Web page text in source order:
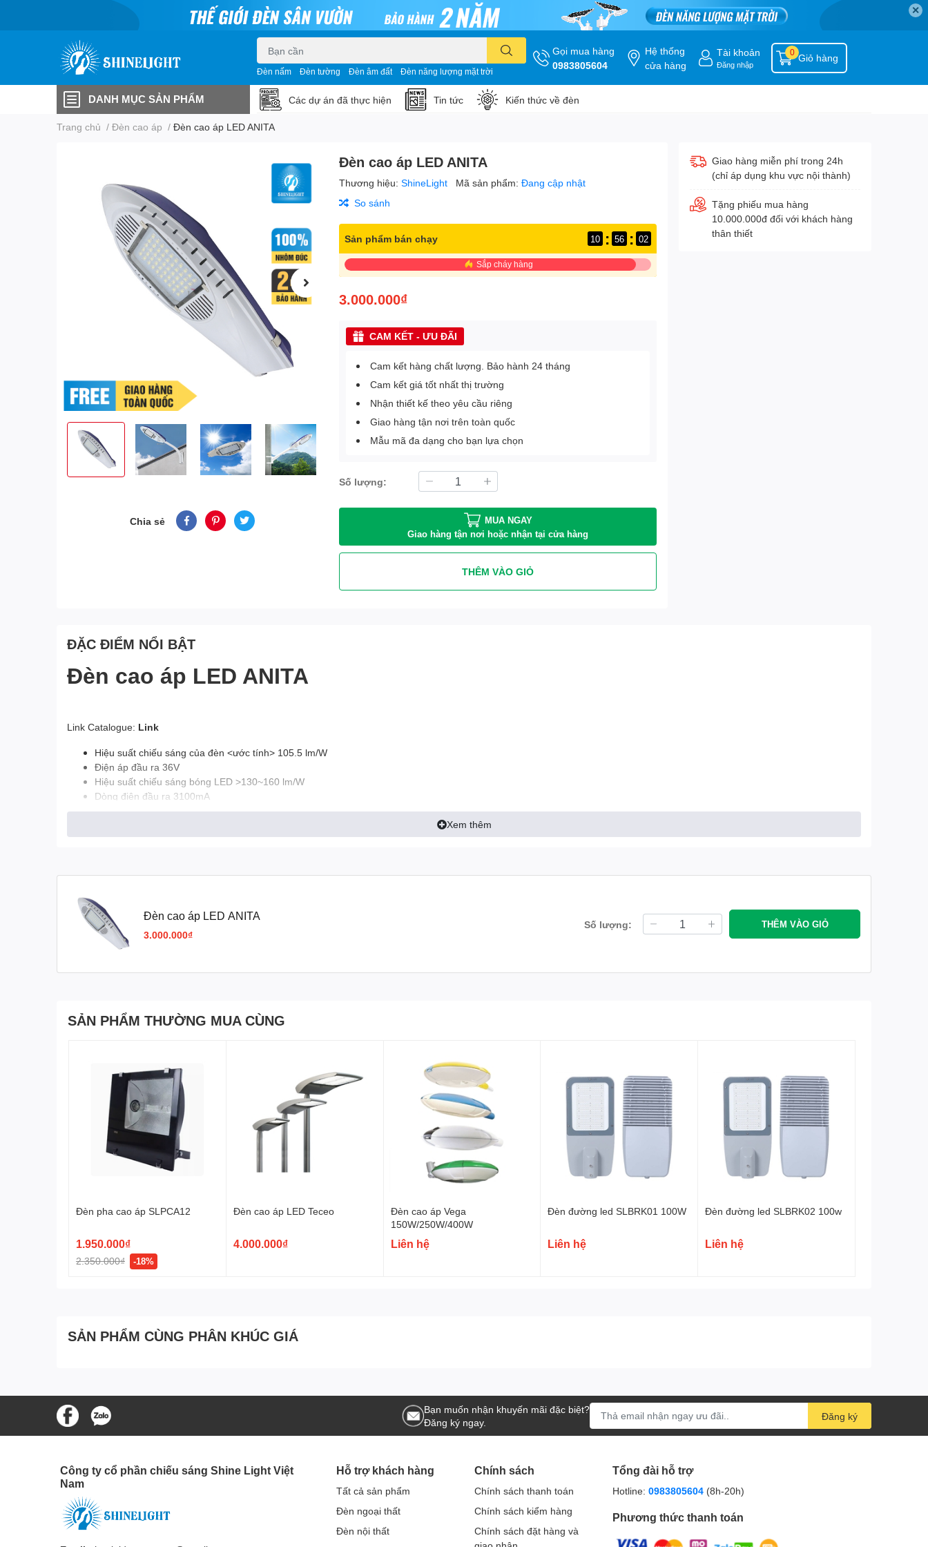
✕
Đèn nấm Đèn tường Đèn âm đất Đèn năng lượng mặt trời
Gọi mua hàng
0983805604
Hệ thống
cửa hàng
Tài khoản
Đăng nhập
Giỏ hàng
0
DANH MỤC SẢN PHẨM Các dự án đã thực hiện Tin tức Kiến thức về đèn
Trang chủ / Đèn cao áp / Đèn cao áp LED ANITA
Chia sẻ
Đèn cao áp LED ANITA
Thương hiệu:ShineLight Mã sản phẩm:Đang cập nhật
So sánh
Sản phẩm bán chạy 10 : 56 : 01
Sắp cháy hàng
3.000.000₫
CAM KẾT - ƯU ĐÃI
Cam kết hàng chất lượng. Bảo hành 24 tháng
Cam kết giá tốt nhất thị trường
Nhận thiết kế theo yêu cầu riêng
Giao hàng tận nơi trên toàn quốc
Mẫu mã đa dạng cho bạn lựa chọn
Số lượng:
MUA NGAY
Giao hàng tận nơi hoặc nhận tại cửa hàng
THÊM VÀO GIỎ
Giao hàng miễn phí trong 24h
(chỉ áp dụng khu vực nội thành)
Tặng phiếu mua hàng
10.000.000đ đối với khách hàng
thân thiết
ĐẶC ĐIỂM NỔI BẬT
Đèn cao áp LED ANITA
Link Catalogue: Link
Hiệu suất chiếu sáng của đèn <ước tính> 105.5 lm/W
Điện áp đầu ra 36V
Hiệu suất chiếu sáng bóng LED >130~160 lm/W
Dòng điện đầu ra 3100mA
Quang thông ((Tj=60℃,Ta=25℃)) 12702 lm
Hiệu suất đèn >90%
Góc chiếu 140°*80°/ 120°,90°,60°
Cấp bảo vệ IP67
Tuổi thọ >50 000 giờ
Xem thêm
Đèn cao áp LED ANITA
3.000.000₫
Số lượng: THÊM VÀO GIỎ
SẢN PHẨM THƯỜNG MUA CÙNG
Đèn pha cao áp SLPCA12
1.950.000₫
2.350.000₫ -18%
Đèn cao áp LED Teceo
4.000.000₫
Đèn cao áp Vega
150W/250W/400W
Liên hệ
Đèn đường led SLBRK01 100W
Liên hệ
Đèn đường led SLBRK02 100w
Liên hệ
SẢN PHẨM CÙNG PHÂN KHÚC GIÁ
Bạn muốn nhận khuyến mãi đặc biệt?
Đăng ký ngay.
Đăng ký
Công ty cổ phần chiếu sáng Shine Light Việt
Nam
Hỗ trợ khách hàng
Tất cả sản phẩm
Đèn ngoại thất
Đèn nội thất
Chính sách
Chính sách thanh toán
Chính sách kiểm hàng
Chính sách đặt hàng và
Tổng đài hỗ trợ
Hotline: 0983805604 (8h-20h)
Phương thức thanh toán